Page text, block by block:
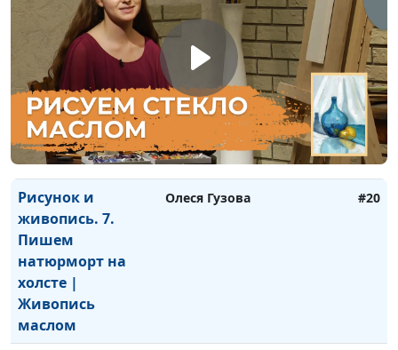
радиоведущий, организатор
и эксперт "Лиги Речи"
Риторика. Зачем
мне нужно уметь
говорить?
Андрей Чернышев, тренер-
практик по ораторскому
искусству и технике речи,
радиоведущий, организатор
и эксперт "Лиги Речи"
#21
Рисунок и
живопись. 7.
Пишем
натюрморт на
холсте |
Живопись
маслом
Олеся Гузова #20